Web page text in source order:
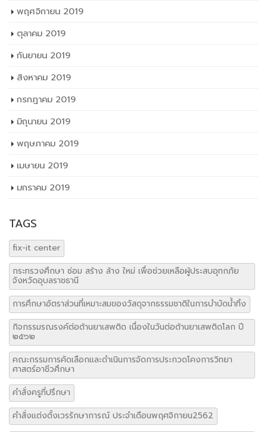
พฤศจิกายน 2019
ตุลาคม 2019
กันยายน 2019
สิงหาคม 2019
กรกฎาคม 2019
มิถุนายน 2019
พฤษภาคม 2019
เมษายน 2019
มกราคม 2019
TAGS
fix-it center
กระทรวงศึกษา ซ่อม สร้าง ล้าง ใหม่ เพื่อช่วยเหลือผู้ประสบอุทกภัย
จังหวัดอุบลราชธานี
การศึกษาอัตราส่วนที่เหมาะสมของวัสดุจากธรรมชาติในการบำบัดน้ำทิ้ง
กิจกรรมรณรงค์ต่อต้านยาเสพติด เนื่องในวันต่อต้านยาเสพติดโลก ปี
๒๕๖๒
คณะกรรมการคัดเลือกและดำเนินการจัดการประกวดโคงการวิทยา
ศาสตร์อาชีวศึกษา
คำสั่งครูที่ปรึกษา
คำสั่งแต่งตั้งเวรรักษาการณ์ ประจำเดือนพฤศจิกายน2562